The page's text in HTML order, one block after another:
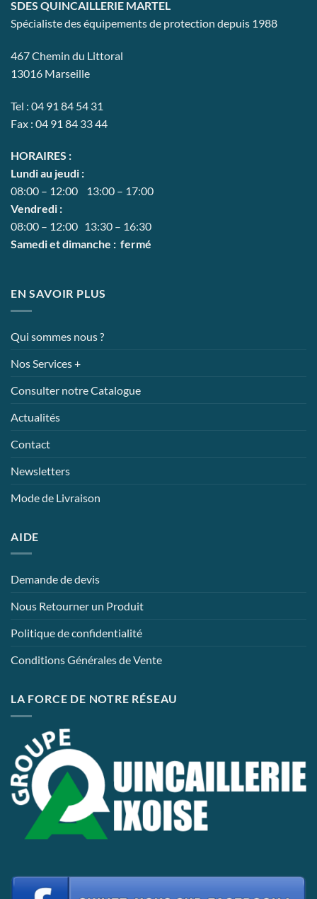
SDES QUINCAILLERIE MARTEL
Spécialiste des équipements de protection depuis 1988
467 Chemin du Littoral
13016 Marseille
Tel : 04 91 84 54 31
Fax : 04 91 84 33 44
HORAIRES :
Lundi au jeudi :
08:00 – 12:00 13:00 – 17:00
Vendredi :
08:00 – 12:00 13:30 – 16:30
Samedi et dimanche : fermé
EN SAVOIR PLUS
Qui sommes nous ?
Nos Services +
Consulter notre Catalogue
Actualités
Contact
Newsletters
Mode de Livraison
AIDE
Demande de devis
Nous Retourner un Produit
Politique de confidentialité
Conditions Générales de Vente
LA FORCE DE NOTRE RÉSEAU